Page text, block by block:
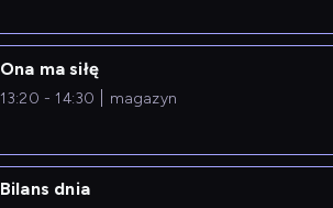
Ona ma siłę
13:20 - 14:30 magazyn
Bilans dnia